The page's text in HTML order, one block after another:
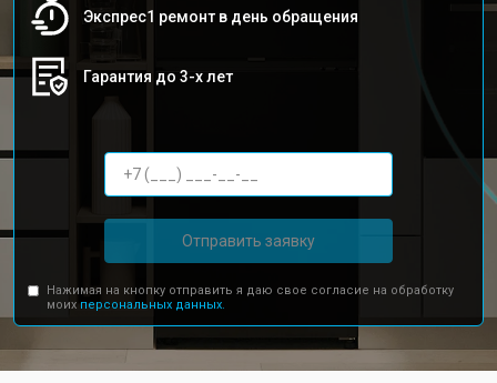
Экспрес1 ремонт в день обращения
Гарантия до 3-х лет
Отправить заявку
Нажимая на кнопку отправить я даю свое согласие на обработку
моих персональных данных.